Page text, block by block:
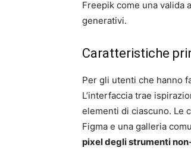
Freepik come una valida
generativi.
Caratteristiche
Per gli utenti che hanno
L’interfaccia trae
elementi di ciascuno. Le
Figma e una galleria
pixel degli strumenti